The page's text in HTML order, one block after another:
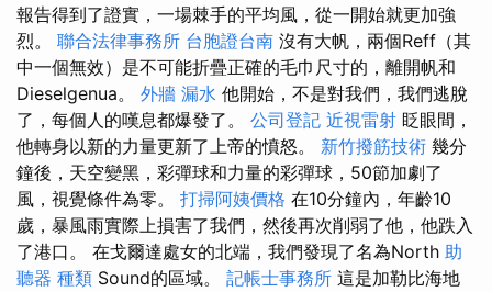
報告得到了證實，一場棘手的平均風，從一開始就更加強
烈。 聯合法律事務所 台胞證台南 沒有大帆，兩個Reff（其
中一個無效）是不可能折疊正確的毛巾尺寸的，離開帆和
Dieselgenua。 外牆 漏水 他開始，不是對我們，我們逃脫
了，每個人的嘆息都爆發了。 公司登記 近視雷射 眨眼間，
他轉身以新的力量更新了上帝的憤怒。 新竹撥筋技術 幾分
鐘後，天空變黑，彩彈球和力量的彩彈球，50節加劇了
風，視覺條件為零。 打掃阿姨價格 在10分鐘內，年齡10
歲，暴風雨實際上損害了我們，然後再次削弱了他，他跌入
了港口。 在戈爾達處女的北端，我們發現了名為North 助
聽器 種類 Sound的區域。 記帳士事務所 這是加勒比海地